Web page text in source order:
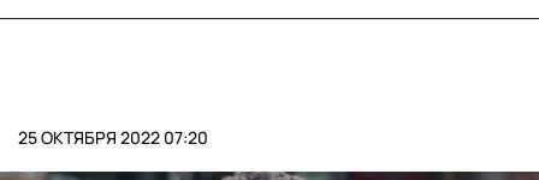
25 ОКТЯБРЯ 2022 07:20